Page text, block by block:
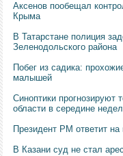
Аксенов пообещал
Крыма
В Татарстане полиция
Зеленодольского района
Побег из садика:
малышей
Синоптики прогнозируют
области в середине
Президент РМ ответит
В Казани суд не стал